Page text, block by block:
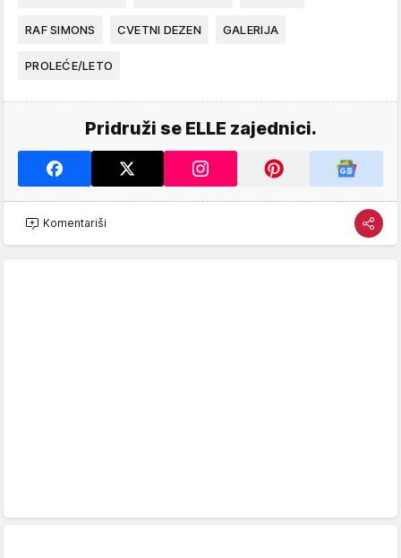
RAF SIMONS CVETNI DEZEN GALERIJA
PROLEĆE/LETO
Pridruži se ELLE zajednici.
Komentariši